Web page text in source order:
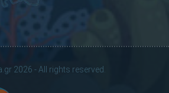
2026 - All rights reserved.